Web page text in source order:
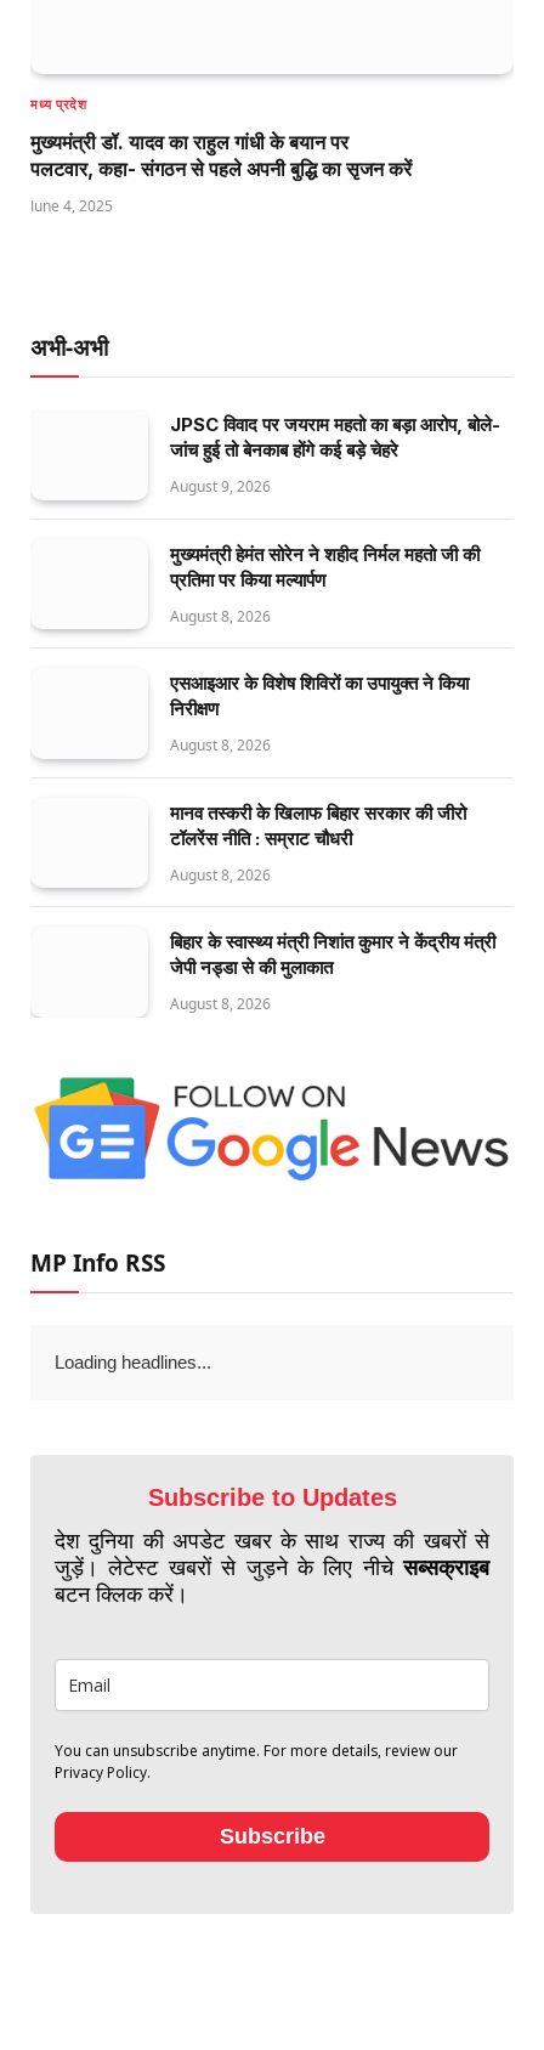
मध्य प्रदेश
मुख्यमंत्री डॉ. यादव का राहुल गांधी के बयान पर
पलटवार, कहा- संगठन से पहले अपनी बुद्धि का सृजन करें
June 4, 2025
अभी-अभी
JPSC विवाद पर जयराम महतो का बड़ा आरोप, बोले-
जांच हुई तो बेनकाब होंगे कई बड़े चेहरे
August 9, 2026
मुख्यमंत्री हेमंत सोरेन ने शहीद निर्मल महतो जी की
प्रतिमा पर किया मल्यार्पण
August 8, 2026
एसआइआर के विशेष शिविरों का उपायुक्त ने किया
निरीक्षण
August 8, 2026
मानव तस्करी के खिलाफ बिहार सरकार की जीरो
टॉलरेंस नीति : सम्राट चौधरी
August 8, 2026
बिहार के स्वास्थ्य मंत्री निशांत कुमार ने केंद्रीय मंत्री
जेपी नड्डा से की मुलाकात
August 8, 2026
MP Info RSS
Loading headlines...
Subscribe to Updates
देश दुनिया की अपडेट खबर के साथ राज्य की खबरों से
जुड़ें। लेटेस्ट खबरों से जुड़ने के लिए नीचेसब्सक्राइब
बटन क्लिक करें।
You can unsubscribe anytime. For more details, review our
Privacy Policy.
Subscribe